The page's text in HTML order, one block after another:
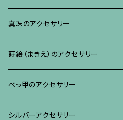
ブレスレット、バングル、その他
ネックレス・ペンダント
リング
ブレスレット・バングル、その他
イヤリング・ピアス
ネックレス、ペンダント
ブレスレット、その他
ブローチ
イヤリング・ピアス
ネックレス、ペンダント
リング
真珠のアクセサリー
ブローチ
イヤリング・ピアス
ネックレス、ペンダント
蒔絵（まきえ）のアクセサリー
べっ甲に蒔絵のアクセサリー
ブローチ
真珠に蒔絵のアクセサリー
べっ甲のアクセサリー
ブローチ
シルバーアクセサリー